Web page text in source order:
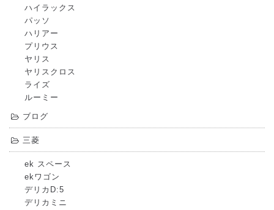
ハイラックス
パッソ
ハリアー
プリウス
ヤリス
ヤリスクロス
ライズ
ルーミー
ブログ
三菱
ek スペース
ekワゴン
デリカD:5
デリカミニ